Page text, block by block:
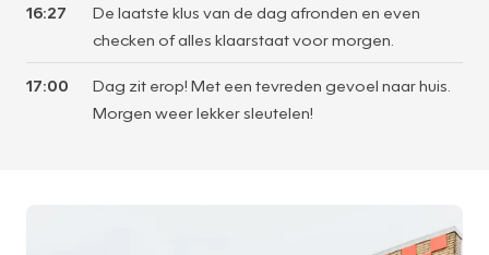
16:27
De laatste klus van de dag afronden en even
checken of alles klaarstaat voor morgen.
17:00
Dag zit erop! Met een tevreden gevoel naar huis.
Morgen weer lekker sleutelen!